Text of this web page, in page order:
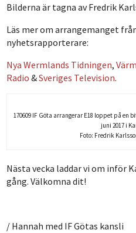
Bilderna är tagna av Fredrik
Läs mer om arrangemanget
nyhetsrapporterare:
Nya Wermlands Tidningen,
Radio &Sveriges Television.
170609 IF Göta arrangerar E18 loppet på en
juni 2017 i
Foto: Fredrik
Nästa vecka laddar vi om inför
gång. Välkomna dit!
/ Hannah med IF Götas kansli